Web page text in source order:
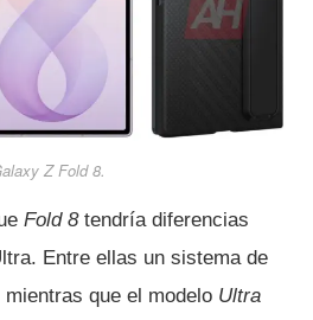
Z Fold 8.
Fold 8tendría diferencias
Entre ellas un sistema de
que el modelo Ultra